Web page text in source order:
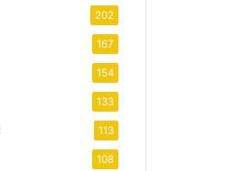
202
167
154
133
113
108